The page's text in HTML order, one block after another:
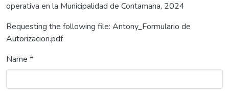
operativa en la Municipalidad de Contamana, 2024
Requesting the following file: Antony_Formulario de
Autorizacion.pdf
Name *